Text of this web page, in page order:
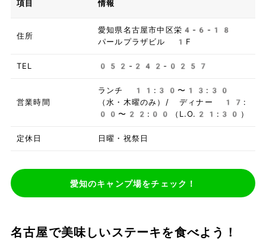
項目 情報
住所
愛知県名古屋市中区栄4-6-18
パールプラザビル 1F
TEL 052-242-0257
営業時間
ランチ 11:30〜13:30
（水・木曜のみ）/ ディナー 17:
00〜22:00（L.O.21:30）
定休日 日曜・祝祭日
愛知のキャンプ場をチェック！
名古屋で美味しいステーキを食べよう！